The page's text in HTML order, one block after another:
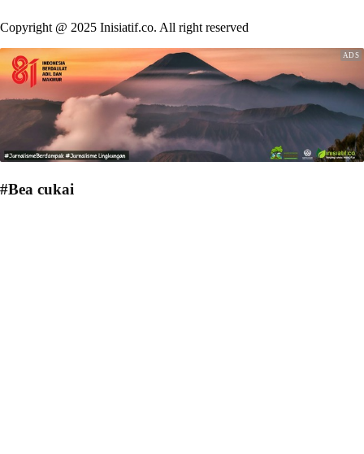
Copyright @ 2025 Inisiatif.co. All right reserved
#Bea cukai